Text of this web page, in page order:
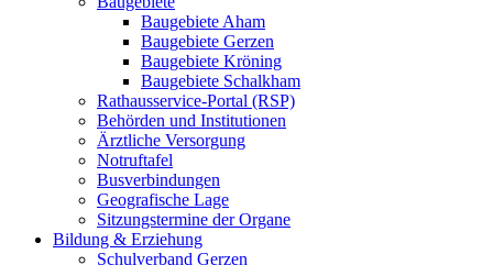
Baugebiete Aham
Baugebiete Gerzen
Baugebiete Kröning
Baugebiete Schalkham
Rathausservice-Portal (RSP)
Behörden und Institutionen
Ärztliche Versorgung
Notruftafel
Busverbindungen
Geografische Lage
Sitzungstermine der Organe
Bildung & Erziehung
Schulverband Gerzen